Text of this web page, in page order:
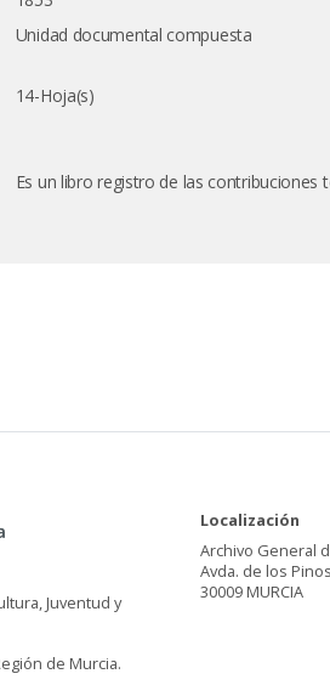
Unidad documental compuesta
14-Hoja(s)
Es un libro registro de las contribuciones
Juventud y
de Murcia.
Localización
Archivo General
Avda. de los
30009 MURCIA